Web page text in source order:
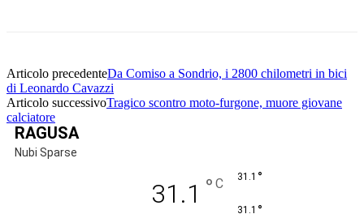
Articolo precedenteDa Comiso a Sondrio, i 2800 chilometri in bici
di Leonardo Cavazzi
Articolo successivoTragico scontro moto-furgone, muore giovane
calciatore
RAGUSA
Nubi Sparse
31.1 ° C 31.1 °
31.1 °